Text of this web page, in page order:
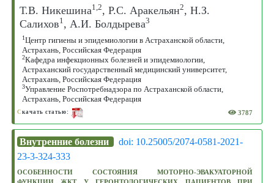
Т.В. Никешина1,2, Р.С. Аракельян2, Н.З.
Салихов1, А.И. Болдырева3
1Центр гигиены и эпидемиологии в Астраханской области,
Астрахань, Российская Федерация
2Кафедра инфекционных болезней и эпидемиологии,
Астраханский государственный медицинский университет,
Астрахань, Российская Федерация
3Управление Роспотребнадзора по Астраханской области,
Астрахань, Российская Федерация
С качать статью: 3787
Внутренние болезни
doi: 10.25005/2074-0581-2021-
23-3-324-333
ОСОБЕННОСТИ СОСТОЯНИЯ МОТОРНО-ЭВАКУАТОРНОЙ